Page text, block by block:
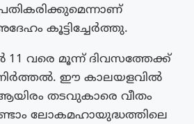
കൂട്ടിച്ചേർത്തു.
വരെ മൂന്ന് ദിവസത്തേക്ക്
ഈ കാലയളവിൽ
തടവുകാരെ വീതം
ലോകമഹായുദ്ധത്തിലെ